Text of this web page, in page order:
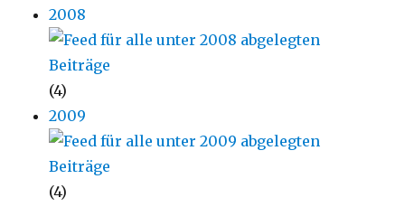
2008
(4)
2009
(4)